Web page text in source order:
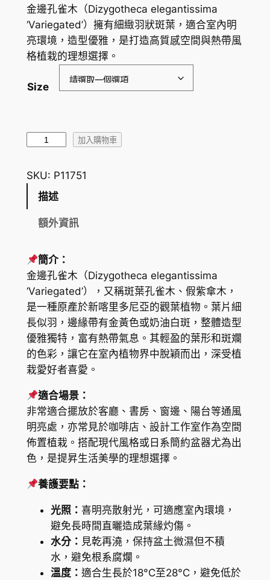
格
範
：
H
到
H
K
$
2
.
金邊孔雀木（Dizygotheca elegantissima
‘Variegated’）擁有細緻羽狀斑葉，適合室內明
亮環境，造型優雅，是打造高質感空間與熱帶風
格植栽的理想選擇。
Size
孔
雀
s
e
A
r
a
l
i
a
V
a
r
i
e
a
加入購物車
SKU: P11751
描述
額外資訊
簡介：
金邊孔雀木（Dizygotheca elegantissima
‘Variegated’），又稱斑葉孔雀木、假紫傘木，
是一種原產於新喀里多尼亞的觀葉植物。葉片細
長似羽，邊緣帶有金黃色或奶油白斑，整體造型
優雅獨特，富有熱帶氣息。其輕盈的葉形和斑斕
的色彩，讓它在室內植物界中脫穎而出，深受植
栽愛好者喜愛。
適合場景：
非常適合擺放於客廳、書房、窗邊、陽台等通風
明亮處，亦常見於咖啡店、設計工作室作為空間
佈置植栽。搭配現代風格或日系簡約盆器尤為出
色，是提昇生活美學的理想選擇。
養護要點：
光照： 喜明亮散射光，可適應室內環境，
避免長時間直曬造成葉緣灼傷。
水分： 見乾再澆，保持盆土微濕但不積
水，避免根系腐爛。
溫度： 適合生長於18°C至28°C，避免低於